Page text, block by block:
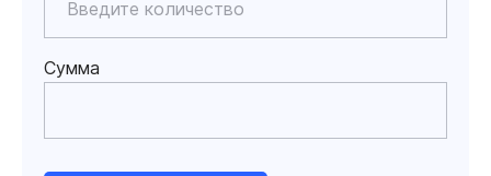
Сумма